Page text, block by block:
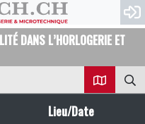
DANS L’HORLOGERIE ET
Lieu/Date